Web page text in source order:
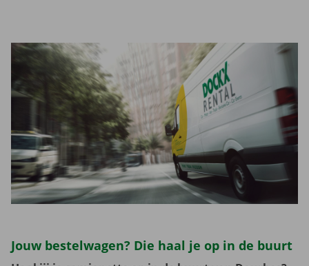
Jouw bestelwagen? Die haal je op in de buurt